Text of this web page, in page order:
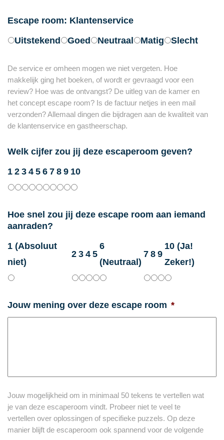
Escape room: Klantenservice
Uitstekend
Goed Neutraal Matig Slecht
De service er omheen mogen we niet vergeten. Hoe
makkelijk ging het boeken, of wordt er gevraagd voor een
review? Hoe was de ontvangst? De uitleg van de kamer en
het concept escape room? Is de factuur netjes in een mail
verzonden? Allemaal dingen die bijdragen aan de kwaliteit van
de klantenservice en gastheerschap.
Welk cijfer zou jij deze escaperoom geven?
1 2 3 4 5 6 7 8 9 10
Hoe snel zou jij deze escape room aan iemand
aanraden?
1 (Absoluut
niet)
2 3 4 5
6
(Neutraal)
7 8 9
10 (Ja!
Zeker!)
Jouw mening over deze escape room *
Jouw mogelijkheid om in minimaal 50 tekens te vertellen wat
je van deze escaperoom vindt. Probeer niet te veel te
vertellen over oplossingen of specifieke puzzels. Op deze
manier blijft de escaperoom ook spannend voor de volgende